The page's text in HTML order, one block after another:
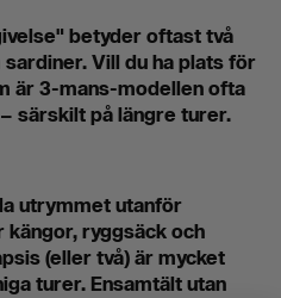
betyder oftast två
Vill du ha plats för
är 3-mans-modellen ofta
särskilt på längre turer.
utrymmet utanför
ryggsäck och
(eller två) är mycket
turer. Ensamtält utan